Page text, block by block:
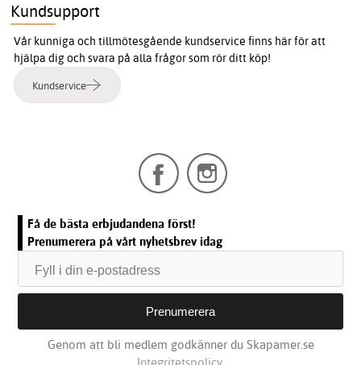
Kundsupport
Vår kunniga och tillmötesgående kundservice finns här för att
hjälpa dig och svara på alla frågor som rör ditt köp!
Kundservice
Få de bästa erbjudandena först!
Prenumerera på vårt nyhetsbrev idag
Genom att bli medlem godkänner du Skapamer.se